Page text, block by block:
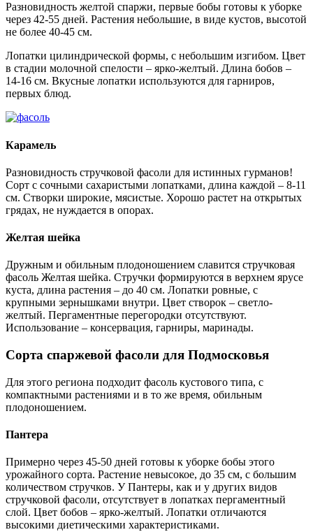
Разновидность желтой спаржи, первые бобы готовы к уборке
через 42-55 дней. Растения небольшие, в виде кустов, высотой
не более 40-45 см.
Лопатки цилиндрической формы, с небольшим изгибом. Цвет
в стадии молочной спелости – ярко-желтый. Длина бобов –
14-16 см. Вкусные лопатки используются для гарниров,
первых блюд.
Карамель
Разновидность стручковой фасоли для истинных гурманов!
Сорт с сочными сахаристыми лопатками, длина каждой – 8-11
см. Створки широкие, мясистые. Хорошо растет на открытых
грядах, не нуждается в опорах.
Желтая шейка
Дружным и обильным плодоношением славится стручковая
фасоль Желтая шейка. Стручки формируются в верхнем ярусе
куста, длина растения – до 40 см. Лопатки ровные, с
крупными зернышками внутри. Цвет створок – светло-
желтый. Пергаментные перегородки отсутствуют.
Использование – консервация, гарниры, маринады.
Сорта спаржевой фасоли для Подмосковья
Для этого региона подходит фасоль кустового типа, с
компактными растениями и в то же время, обильным
плодоношением.
Пантера
Примерно через 45-50 дней готовы к уборке бобы этого
урожайного сорта. Растение невысокое, до 35 см, с большим
количеством стручков. У Пантеры, как и у других видов
стручковой фасоли, отсутствует в лопатках пергаментный
слой. Цвет бобов – ярко-желтый. Лопатки отличаются
высокими диетическими характеристиками.